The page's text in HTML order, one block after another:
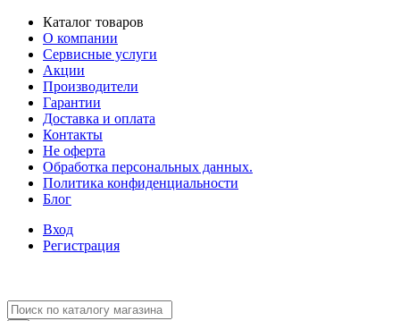
Каталог товаров
О компании
Сервисные услуги
Акции
Производители
Гарантии
Доставка и оплата
Контакты
Не оферта
Обработка персональных данных.
Политика конфиденциальности
Блог
Вход
Регистрация